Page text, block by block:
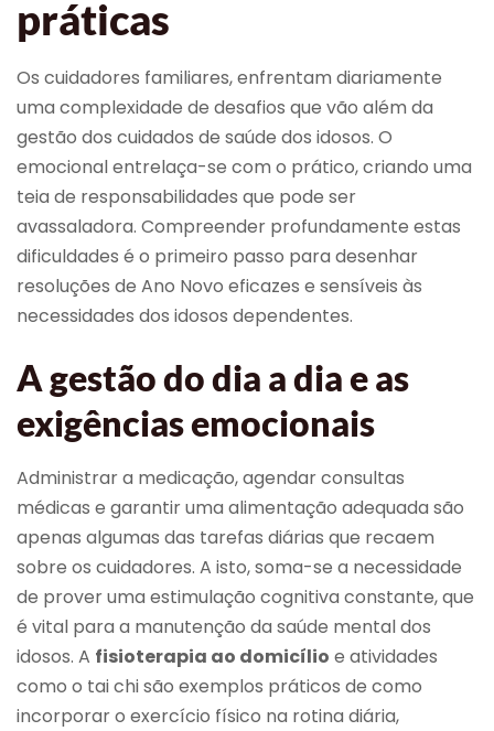
práticas
Os cuidadores familiares, enfrentam diariamente
uma complexidade de desafios que vão além da
gestão dos cuidados de saúde dos idosos. O
emocional entrelaça-se com o prático, criando uma
teia de responsabilidades que pode ser
avassaladora. Compreender profundamente estas
dificuldades é o primeiro passo para desenhar
resoluções de Ano Novo eficazes e sensíveis às
necessidades dos idosos dependentes.
A gestão do dia a dia e as
exigências emocionais
Administrar a medicação, agendar consultas
médicas e garantir uma alimentação adequada são
apenas algumas das tarefas diárias que recaem
sobre os cuidadores. A isto, soma-se a necessidade
de prover uma estimulação cognitiva constante, que
é vital para a manutenção da saúde mental dos
idosos. A fisioterapia ao domicílio e atividades
como o tai chi são exemplos práticos de como
incorporar o exercício físico na rotina diária,